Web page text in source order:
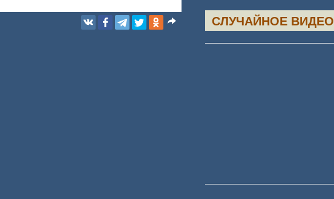
СЛУЧАЙНОЕ ВИДЕО